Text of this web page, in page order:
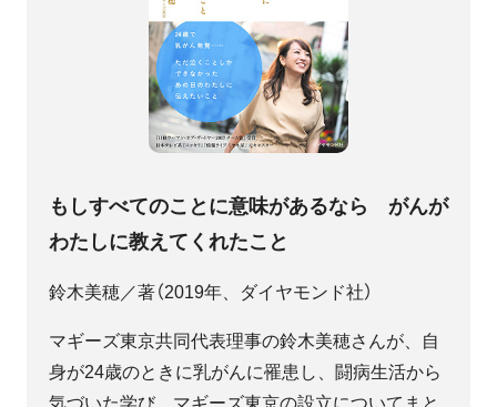
もしすべてのことに意味があるなら がんが
わたしに教えてくれたこと
鈴木美穂／著（2019年、ダイヤモンド社）
マギーズ東京共同代表理事の鈴木美穂さんが、自
身が24歳のときに乳がんに罹患し、闘病生活から